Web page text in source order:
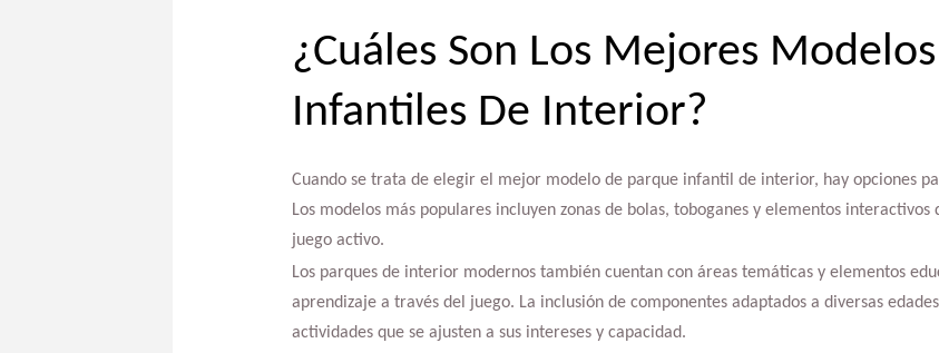
¿Cuáles Son Los Mejores
Infantiles De Interior?
Cuando se trata de elegir el mejor modelo de parque infantil de interior, hay opciones
Los modelos más populares incluyen zonas de bolas, toboganes y elementos
juego activo.
Los parques de interior modernos también cuentan con áreas temáticas y elementos
aprendizaje a través del juego. La inclusión de componentes adaptados a diversas
actividades que se ajusten a sus intereses y capacidad.